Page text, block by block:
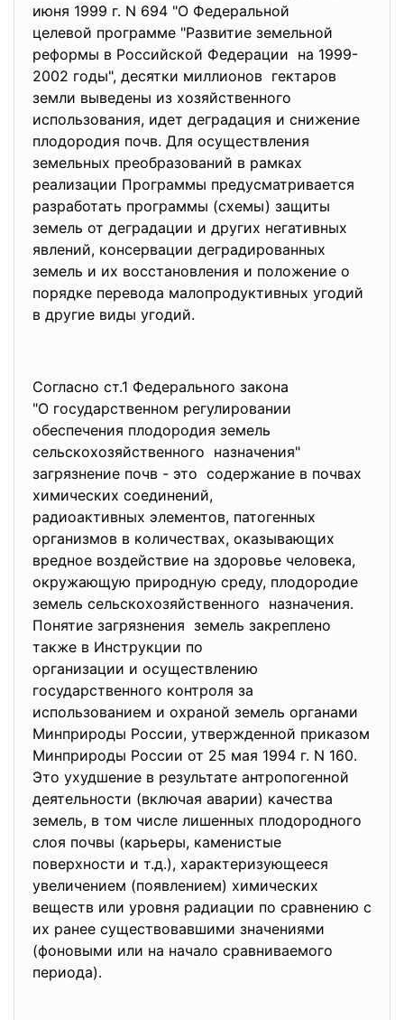
июня 1999 г. N 694 "О Федеральной
целевой программе "Развитие земельной
реформы в Российской Федерации на 1999-
2002 годы", десятки миллионов гектаров
земли выведены из хозяйственного
использования, идет деградация и снижение
плодородия почв. Для осуществления
земельных преобразований в рамках
реализации Программы предусматривается
разработать программы (схемы) защиты
земель от деградации и других негативных
явлений, консервации деградированных
земель и их восстановления и положение о
порядке перевода малопродуктивных угодий
в другие виды угодий.
Согласно ст.1 Федерального закона
"О государственном регулировании
обеспечения плодородия земель
сельскохозяйственного назначения"
загрязнение почв - это содержание в почвах
химических соединений,
радиоактивных элементов, патогенных
организмов в количествах, оказывающих
вредное воздействие на здоровье человека,
окружающую природную среду, плодородие
земель сельскохозяйственного назначения.
Понятие загрязнения земель закреплено
также в Инструкции по
организации и осуществлению
государственного контроля за
использованием и охраной земель органами
Минприроды России, утвержденной приказом
Минприроды России от 25 мая 1994 г. N 160.
Это ухудшение в результате антропогенной
деятельности (включая аварии) качества
земель, в том числе лишенных плодородного
слоя почвы (карьеры, каменистые
поверхности и т.д.), характеризующееся
увеличением (появлением) химических
веществ или уровня радиации по сравнению с
их ранее существовавшими значениями
(фоновыми или на начало сравниваемого
периода).